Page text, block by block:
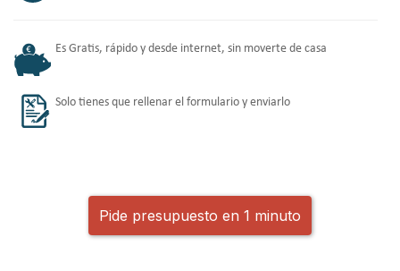
Es Gratis, rápido y desde internet, sin moverte de casa
Solo tienes que rellenar el formulario y enviarlo
Pide presupuesto en 1 minuto